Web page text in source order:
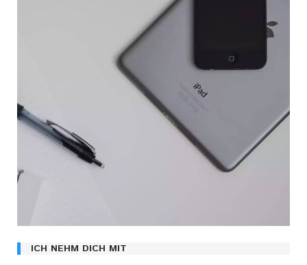
ICH NEHM DICH MIT